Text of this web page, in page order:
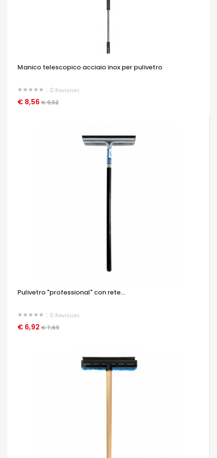
Manico telescopico acciaio inox per pulivetro
0 Revisioni
€ 8,56 € 9,52
OCCHIATA VELOCE
Pulivetro "professional" con rete...
0 Revisioni
€ 6,92 € 7,69
OCCHIATA VELOCE